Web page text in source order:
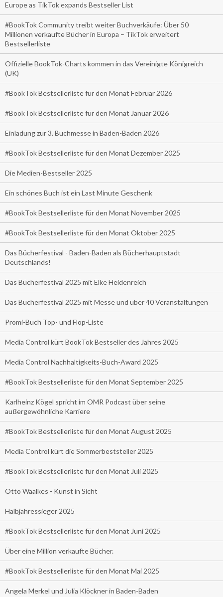
Europe as TikTok expands Bestseller List
#BookTok Community treibt weiter Buchverkäufe: Über 50
Millionen verkaufte Bücher in Europa – TikTok erweitert
Bestsellerliste
Offizielle BookTok-Charts kommen in das Vereinigte Königreich
(UK)
#BookTok Bestsellerliste für den Monat Februar 2026
#BookTok Bestsellerliste für den Monat Januar 2026
Einladung zur 3. Buchmesse in Baden-Baden 2026
#BookTok Bestsellerliste für den Monat Dezember 2025
Die Medien-Bestseller 2025
Ein schönes Buch ist ein Last Minute Geschenk
#BookTok Bestsellerliste für den Monat November 2025
#BookTok Bestsellerliste für den Monat Oktober 2025
Das Bücherfestival - Baden-Baden als Bücherhauptstadt
Deutschlands!
Das Bücherfestival 2025 mit Elke Heidenreich
Das Bücherfestival 2025 mit Messe und über 40 Veranstaltungen
Promi-Buch Top- und Flop-Liste
Media Control kürt BookTok Bestseller des Jahres 2025
Media Control Nachhaltigkeits-Buch-Award 2025
#BookTok Bestsellerliste für den Monat September 2025
Karlheinz Kögel spricht im OMR Podcast über seine
außergewöhnliche Karriere
#BookTok Bestsellerliste für den Monat August 2025
Media Control kürt die Sommerbeststeller 2025
#BookTok Bestsellerliste für den Monat Juli 2025
Otto Waalkes - Kunst in Sicht
Halbjahressieger 2025
#BookTok Bestsellerliste für den Monat Juni 2025
Über eine Million verkaufte Bücher.
#BookTok Bestsellerliste für den Monat Mai 2025
Angela Merkel und Julia Klöckner in Baden-Baden